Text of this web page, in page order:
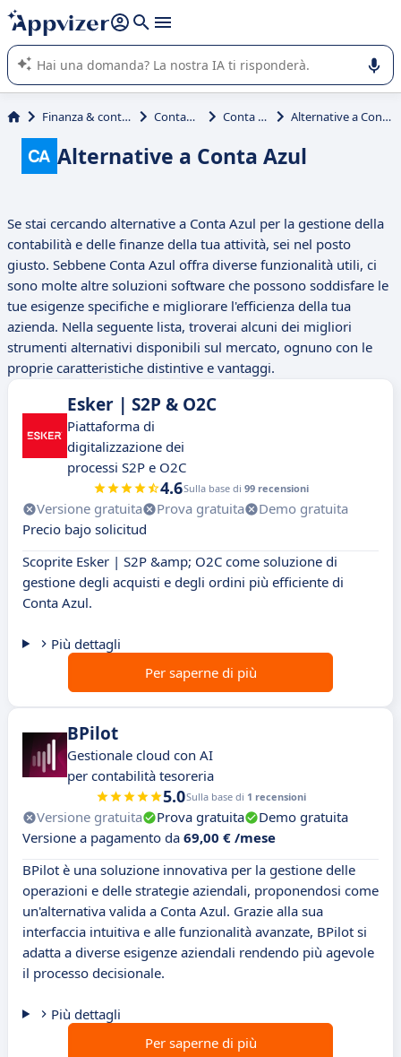
righe con
shift + enter
L'IA di Appvizer vi guida nell'utilizzo o nella scelta di un
software SaaS per la vostra azienda.
Finanza & contabilità Contabilità Conta Azul Alternative a Conta Azul
Alternative a Conta Azul
Se stai cercando alternative a Conta Azul per la gestione della
contabilità e delle finanze della tua attività, sei nel posto
giusto. Sebbene Conta Azul offra diverse funzionalità utili, ci
sono molte altre soluzioni software che possono soddisfare le
tue esigenze specifiche e migliorare l'efficienza della tua
azienda. Nella seguente lista, troverai alcuni dei migliori
strumenti alternativi disponibili sul mercato, ognuno con le
proprie caratteristiche distintive e vantaggi.
Esker | S2P & O2C
Piattaforma di
digitalizzazione dei
processi S2P e O2C
4.6Sulla base di 99 recensioni
Versione gratuita Prova gratuita
Demo gratuita
Precio bajo solicitud
Scoprite Esker | S2P &amp; O2C come soluzione di
gestione degli acquisti e degli ordini più efficiente di
Conta Azul.
Più dettagli
Per saperne di più
BPilot
Gestionale cloud con AI
per contabilità tesoreria
5.0Sulla base di 1 recensioni
Versione gratuita Prova gratuita
Demo gratuita
Versione a pagamento da 69,00 € /mese
BPilot è una soluzione innovativa per la gestione delle
operazioni e delle strategie aziendali, proponendosi come
un'alternativa valida a Conta Azul. Grazie alla sua
interfaccia intuitiva e alle funzionalità avanzate, BPilot si
adatta a diverse esigenze aziendali rendendo più agevole
il processo decisionale.
Più dettagli
Per saperne di più